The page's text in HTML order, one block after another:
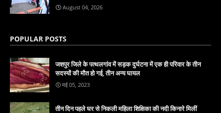
August 04, 2026
POPULAR POSTS
जशपुर जिले के पत्थलगांव में सड़क दुर्घटना में एक ही परिवार के तीन
सदस्यों की मौत हो गई, तीन अन्य घायल
मई 05, 2023
तीन दिन पहले घर से निकली महिला शिक्षिका की नदी किनारे मिलीं